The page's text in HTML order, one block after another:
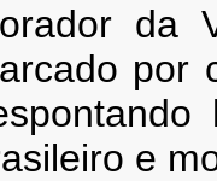
da
por
e